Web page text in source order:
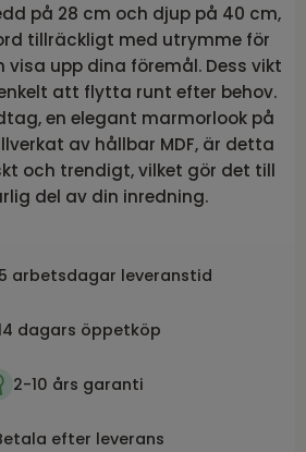
på 28 cm och djup på 40 cm,
tillräckligt med utrymme för
upp dina föremål. Dess vikt
att flytta runt efter behov.
en elegant marmorlook på
av hållbar MDF, är detta
och trendigt, vilket gör det till
del av din inredning.
arbetsdagar leveranstid
dagars öppetköp
2-10 års garanti
efter leverans